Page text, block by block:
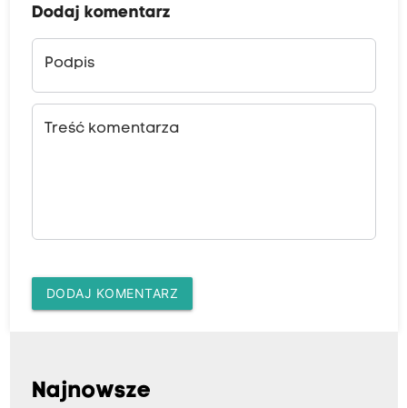
Dodaj komentarz
Podpis
Treść komentarza
DODAJ KOMENTARZ
Najnowsze